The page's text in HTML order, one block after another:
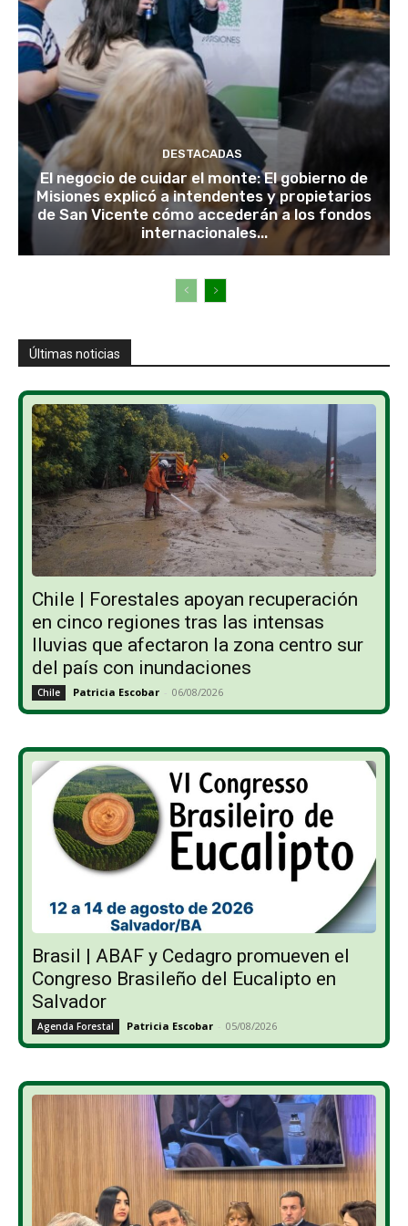
DESTACADAS
El negocio de cuidar el monte: El gobierno de
Misiones explicó a intendentes y propietarios
de San Vicente cómo accederán a los fondos
internacionales...
Últimas noticias
Chile | Forestales apoyan recuperación
en cinco regiones tras las intensas
lluvias que afectaron la zona centro sur
del país con inundaciones
Chile Patricia Escobar - 06/08/2026
Brasil | ABAF y Cedagro promueven el
Congreso Brasileño del Eucalipto en
Salvador
Agenda Forestal Patricia Escobar - 05/08/2026